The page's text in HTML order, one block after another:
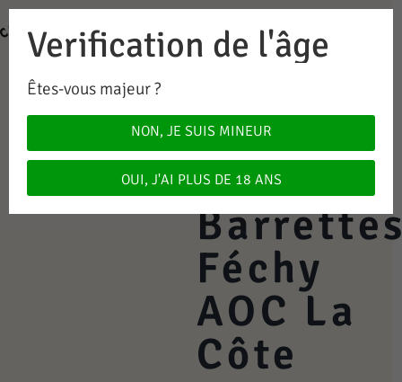
Grand
Cru Les
Féchy
AOC La
Côte
Verification de l'âge
Êtes-vous majeur ?
NON, JE SUIS MINEUR
OUI, J'AI PLUS DE 18 ANS